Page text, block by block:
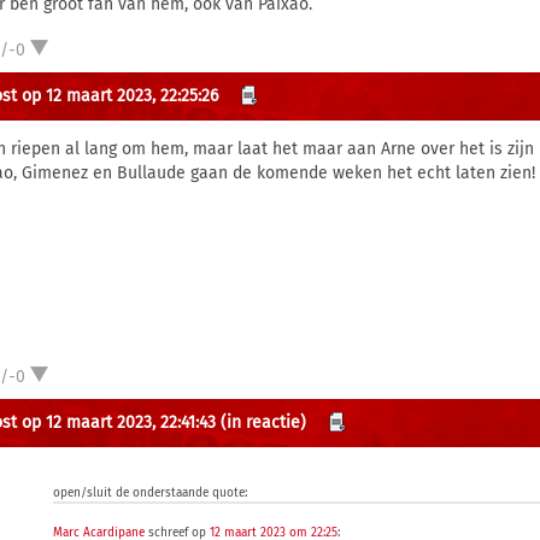
ben groot fan van hem, ook van Paixao.
0
op 12 maart 2023, 22:25:26
riepen al lang om hem, maar laat het maar aan Arne over het is zijn
Gimenez en Bullaude gaan de komende weken het echt laten zien!
0
op 12 maart 2023, 22:41:43 (in reactie)
open/sluit de onderstaande quote:
Marc Acardipane schreef op12 maart 2023 om 22:25: